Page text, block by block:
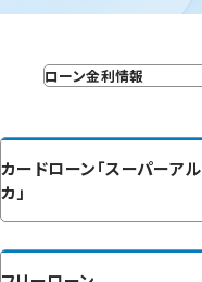
ローン金利情報
カードローン「スーパーアル
カ」